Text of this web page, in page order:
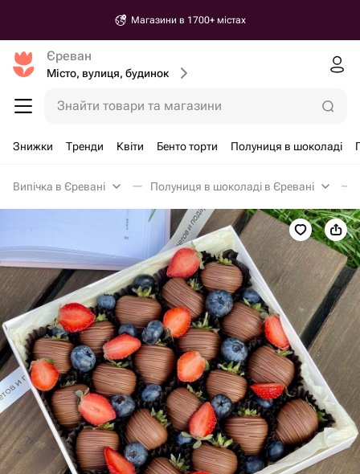
Магазини в 1700+ містах
Єреван
Місто, вулиця, будинок
Знайти товари та магазини
Знижки Тренди Квіти Бенто торти Полуниця в шоколаді
Випічка в Єревані Полуниця в шоколаді в Єревані